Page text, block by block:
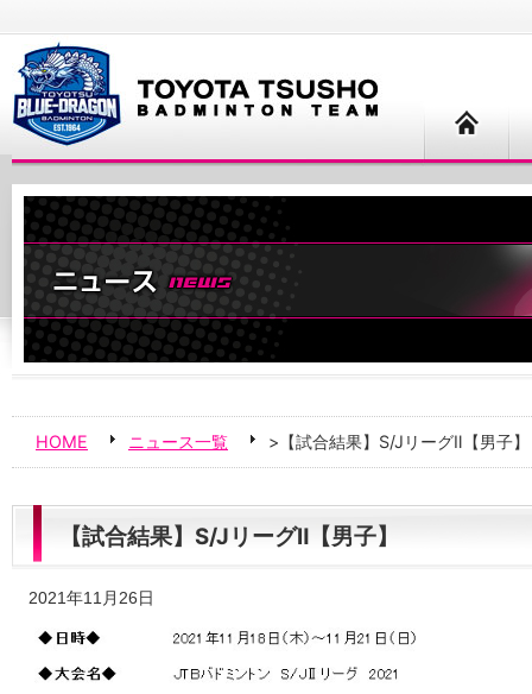
HOME ニュース一覧 >【試合結果】S/JリーグⅡ【男子】
【試合結果】S/JリーグⅡ【男子】
2021年11月26日